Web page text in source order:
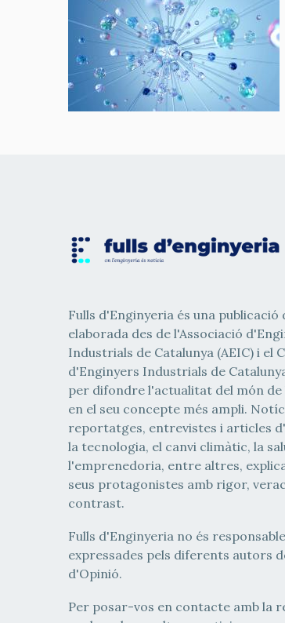
navegació
Fulls d'Enginyeria és una publicació
elaborada des de l'Associació
Industrials de Catalunya (AEIC) i el
d'Enginyers Industrials de
per difondre l'actualitat del món
en el seu concepte més ampli.
reportatges, entrevistes i articles
la tecnologia, el canvi climàtic, la
l'emprenedoria, entre altres,
seus protagonistes amb rigor,
contrast.
Fulls d'Enginyeria no és
expressades pels diferents autors
d'Opinió.
Per posar-vos en contacte amb la